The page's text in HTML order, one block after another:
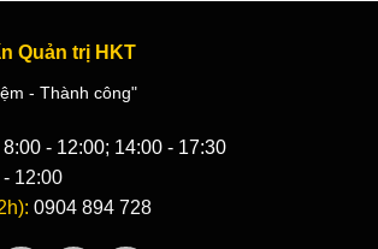
Quản trị HKT
- Thành công"
- 12:00; 14:00 - 17:30
12:00
0904 894 728